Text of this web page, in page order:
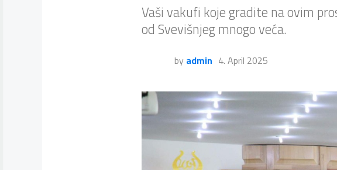
Vaši vakufi koje gradite na ovim
od Svevišnjeg mnogo veća.
by admin 4. April 2025